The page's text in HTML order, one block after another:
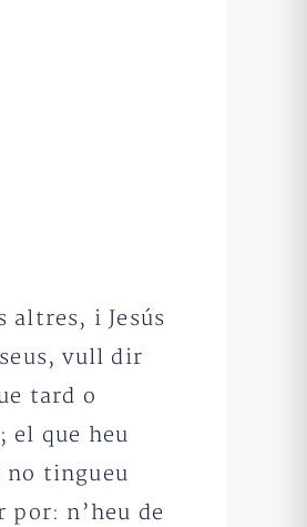
altres, i Jesús
vull dir
tard o
el que heu
no tingueu
n’heu de